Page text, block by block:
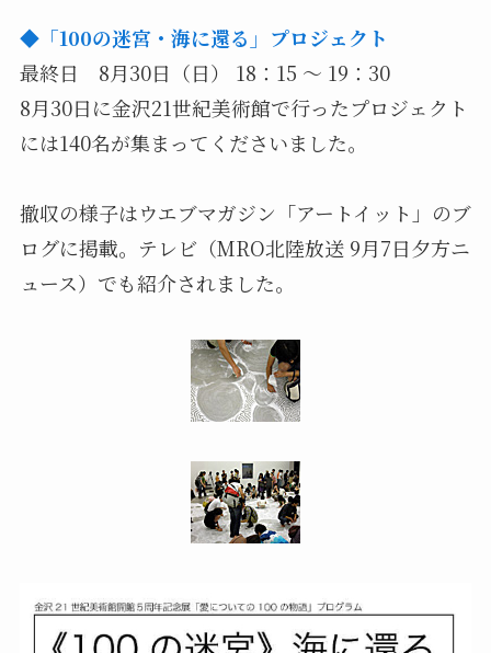
◆「100の迷宮・海に還る」プロジェクト
最終日 8月30日（日） 18：15 ～ 19：30
8月30日に金沢21世紀美術館で行ったプロジェクト
には140名が集まってくださいました。
撤収の様子はウエブマガジン「アートイット」のブ
ログに掲載。テレビ（MRO北陸放送 9月7日夕方ニ
ュース）でも紹介されました。